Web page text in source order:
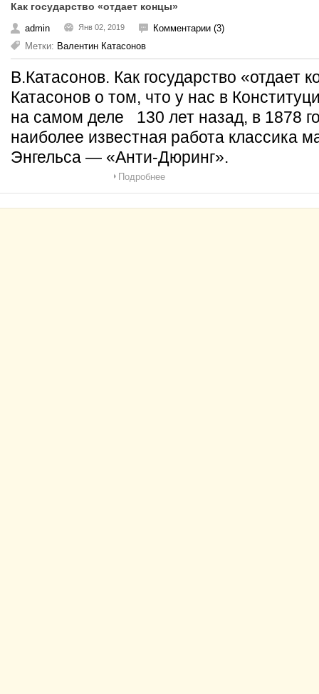
Как государство «отдает концы»
admin Янв 02, 2019
Комментарии (3)
Метки: Валентин Катасонов
В.Катасонов. Как государство «отдает
Катасонов о том, что у нас в
на самом деле 130 лет назад, в 1878
наиболее известная работа классика
Энгельса — «Анти-Дюринг».
Подробнее